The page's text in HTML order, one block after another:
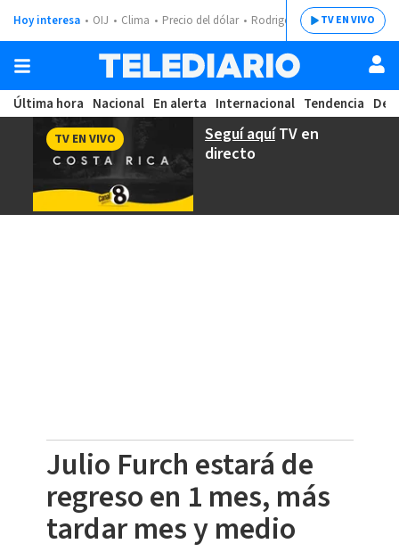
Hoy interesa OIJ Clima Precio del dólar Rodrigo ChavesTV EN VIVO
Última hora Nacional En alerta Internacional Tendencia
Seguí aquíTV en
directo
TV EN VIVO
Julio Furch estará de
regreso en 1 mes, más
tardar mes y medio